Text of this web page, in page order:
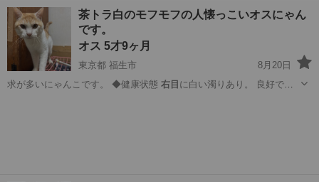
宮城 塩竈市 塩釜駅 迷い
茶トラ白のモフモフの人懐っこいオスにゃん
です。
オス 5才9ヶ月
東京都 福生市
8月20日
求が多いにゃんこです。 ◆健康状態 右目 に白い濁りあり。 良好で